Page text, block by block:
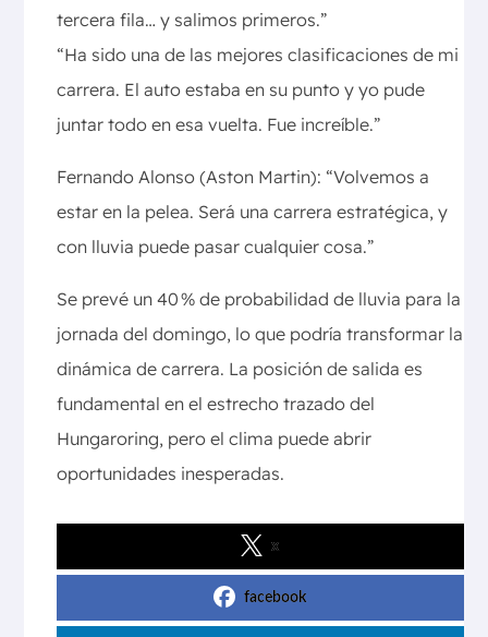
tercera fila… y salimos primeros.”
“Ha sido una de las mejores clasificaciones de mi
carrera. El auto estaba en su punto y yo pude
juntar todo en esa vuelta. Fue increíble.”
Fernando Alonso (Aston Martin): “Volvemos a
estar en la pelea. Será una carrera estratégica, y
con lluvia puede pasar cualquier cosa.”
Se prevé un 40 % de probabilidad de lluvia para la
jornada del domingo, lo que podría transformar la
dinámica de carrera. La posición de salida es
fundamental en el estrecho trazado del
Hungaroring, pero el clima puede abrir
oportunidades inesperadas.
x
facebook